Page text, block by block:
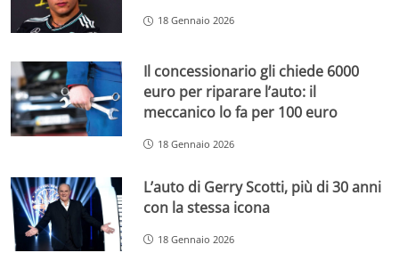
18 Gennaio 2026
Il concessionario gli chiede 6000
euro per riparare l’auto: il
meccanico lo fa per 100 euro
18 Gennaio 2026
L’auto di Gerry Scotti, più di 30 anni
con la stessa icona
18 Gennaio 2026